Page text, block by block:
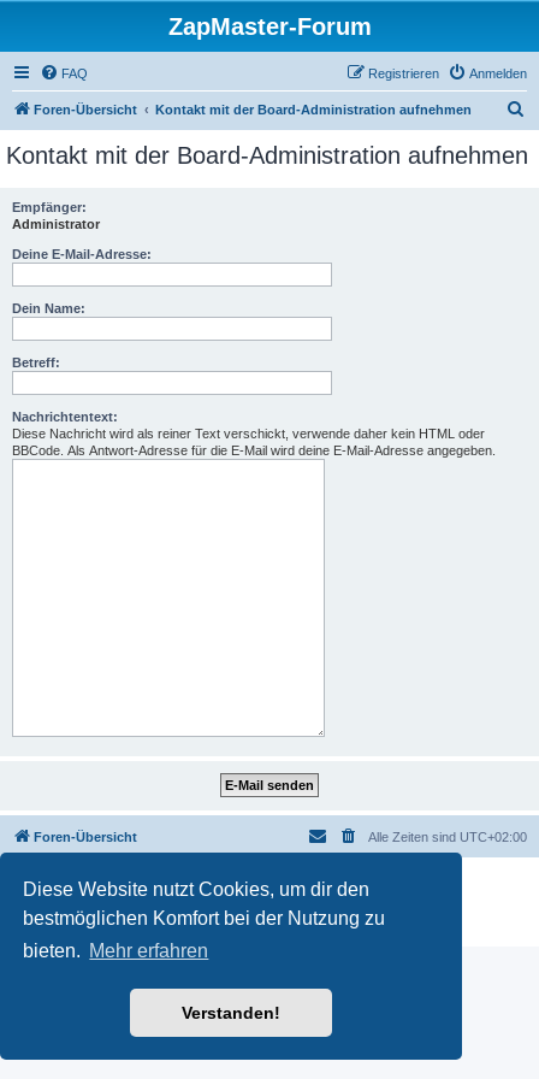
Diese Website nutzt Cookies, um dir den
bestmöglichen Komfort bei der Nutzung zu
bieten. Mehr erfahren
Verstanden!
ZapMaster-Forum
FAQ Anmelden
Registrieren
Foren-Übersicht Kontakt mit der Board-Administration aufnehmen
c
Kontakt mit der Board-Administration aufnehmen
Empfänger:
Administrator
Deine E-Mail-Adresse:
Dein Name:
Betreff:
Nachrichtentext:
Diese Nachricht wird als reiner Text verschickt, verwende daher kein HTML oder
BBCode. Als Antwort-Adresse für die E-Mail wird deine E-Mail-Adresse angegeben.
Foren-Übersicht Alle Zeiten sind UTC+02:00
Powered by phpBB
® Forum Software © phpBB Limited
Deutsche Übersetzung durch
Datenschutz|Nutzungsbedingungen